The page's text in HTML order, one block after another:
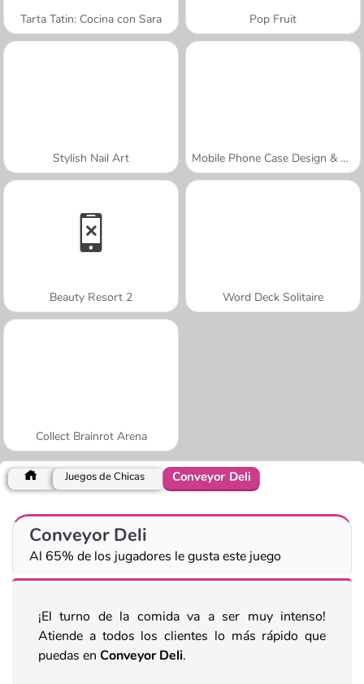
Tarta Tatin: Cocina con Sara Pop Fruit
Stylish Nail Art Mobile Phone Case Design & DIY
Beauty Resort 2 Word Deck Solitaire
Collect Brainrot Arena
Juegos de Chicas Conveyor Deli
Conveyor Deli
Al 65% de los jugadores le gusta este juego
¡El turno de la comida va a ser muy intenso!
Atiende a todos los clientes lo más rápido que
puedas en Conveyor Deli.